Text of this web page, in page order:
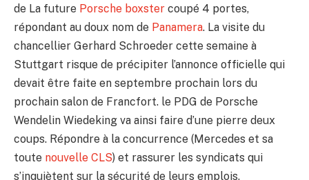
de La future Porsche boxster coupé 4 portes,
répondant au doux nom de Panamera. La visite du
chancellier Gerhard Schroeder cette semaine à
Stuttgart risque de précipiter l’annonce officielle qui
devait être faite en septembre prochain lors du
prochain salon de Francfort. le PDG de Porsche
Wendelin Wiedeking va ainsi faire d’une pierre deux
coups. Répondre à la concurrence (Mercedes et sa
toute nouvelle CLS) et rassurer les syndicats qui
s’inquiètent sur la sécurité de leurs emplois.